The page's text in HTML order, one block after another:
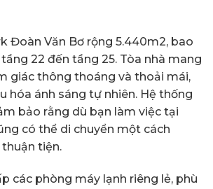
Đoàn Văn Bơ rộng 5.440m2, bao
22 đến tầng 25. Tòa nhà mang
giác thông thoáng và thoải mái,
hóa ánh sáng tự nhiên. Hệ thống
bảo rằng dù bạn làm việc tại
có thể di chuyển một cách
tiện.
các phòng máy lạnh riêng lẻ, phù